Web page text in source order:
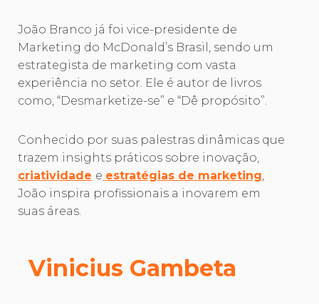
João Branco já foi vice-presidente de
Marketing do McDonald’s Brasil, sendo um
estrategista de marketing com vasta
experiência no setor. Ele é autor de livros
como, “Desmarketize-se” e “Dê propósito”.
Conhecido por suas palestras dinâmicas que
trazem insights práticos sobre inovação,
criatividade e estratégias de marketing
João inspira profissionais a inovarem em
suas áreas.
Vinicius Gambeta